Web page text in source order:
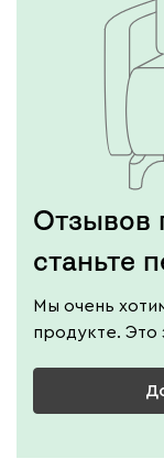
Отзывов
станьте
Мы очень
продукте. Это